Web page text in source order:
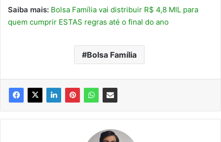
Saiba mais: Bolsa Família vai distribuir R$ 4,8 MIL para
quem cumprir ESTAS regras até o final do ano
Bolsa Família